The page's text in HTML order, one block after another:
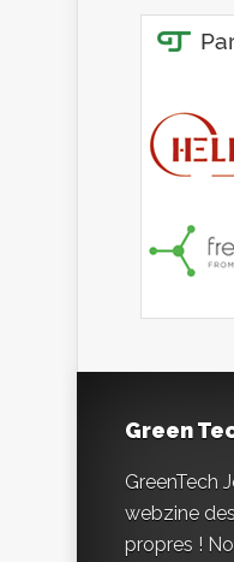
Green
GreenTech
webzine
propres !